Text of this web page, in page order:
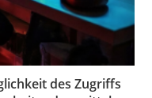
des Zugriffs